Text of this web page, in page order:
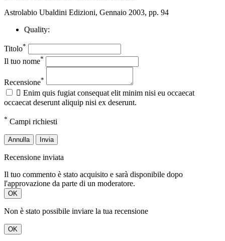
Astrolabio Ubaldini Edizioni, Gennaio 2003, pp. 94
Quality:
Titolo*
Il tuo nome*
Recensione*
 Enim quis fugiat consequat elit minim nisi eu occaecat
occaecat deserunt aliquip nisi ex deserunt.
* Campi richiesti
Annulla Invia
Recensione inviata
Il tuo commento è stato acquisito e sarà disponibile dopo
l'approvazione da parte di un moderatore.
OK
Non è stato possibile inviare la tua recensione
OK